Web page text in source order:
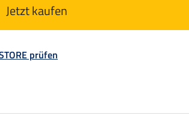
Jetzt kaufen
prüfen